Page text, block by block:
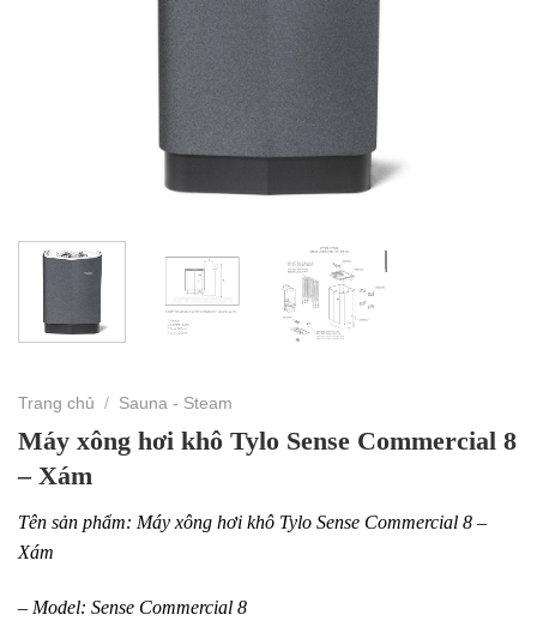
Trang chủ / Sauna - Steam
Máy xông hơi khô Tylo Sense Commercial 8
– Xám
Tên sản phẩm: Máy xông hơi khô Tylo Sense Commercial 8 –
Xám
– Model: Sense Commercial 8